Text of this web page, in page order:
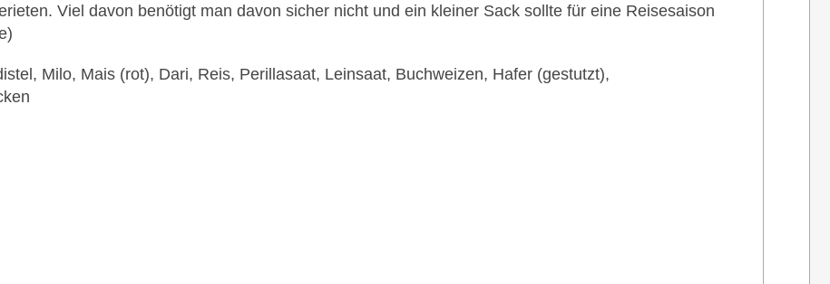
Viel davon benötigt man davon sicher nicht und ein kleiner Sack sollte für eine Reisesaison
Milo, Mais (rot), Dari, Reis, Perillasaat, Leinsaat, Buchweizen, Hafer (gestutzt),